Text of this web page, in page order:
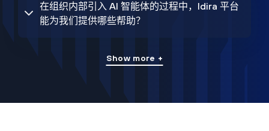
在组织内部引入 AI 智能体的过程中，Idira 平台
能为我们提供哪些帮助？
Show more +